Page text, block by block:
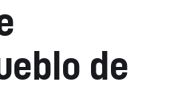
de